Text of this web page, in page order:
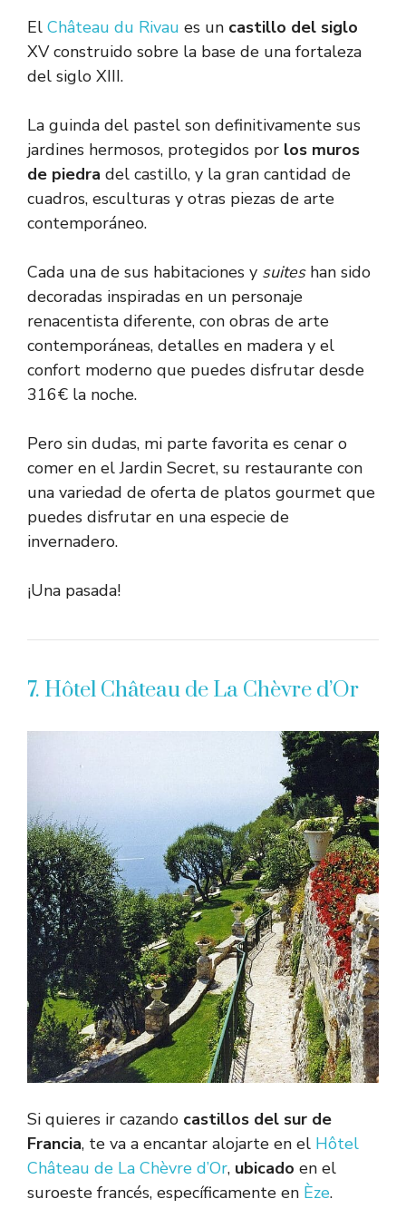
El Château du Rivau es un castillo del siglo
XV construido sobre la base de una fortaleza
del siglo XIII.
La guinda del pastel son definitivamente sus
jardines hermosos, protegidos por los muros
de piedra del castillo, y la gran cantidad de
cuadros, esculturas y otras piezas de arte
contemporáneo.
Cada una de sus habitaciones y suites han sido
decoradas inspiradas en un personaje
renacentista diferente, con obras de arte
contemporáneas, detalles en madera y el
confort moderno que puedes disfrutar desde
316€ la noche.
Pero sin dudas, mi parte favorita es cenar o
comer en el Jardin Secret, su restaurante con
una variedad de oferta de platos gourmet que
puedes disfrutar en una especie de
invernadero.
¡Una pasada!
7. Hôtel Château de La Chèvre d’Or
Si quieres ir cazando castillos del sur de
Francia, te va a encantar alojarte en el Hôtel
Château de La Chèvre d’Or, ubicado en el
suroeste francés, específicamente en Èze.